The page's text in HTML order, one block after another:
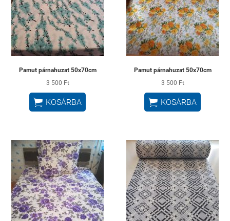
Pamut párnahuzat 50x70cm
3 500 Ft
 KOSÁRBA
Pamut párnahuzat 50x70cm
3 500 Ft
 KOSÁRBA